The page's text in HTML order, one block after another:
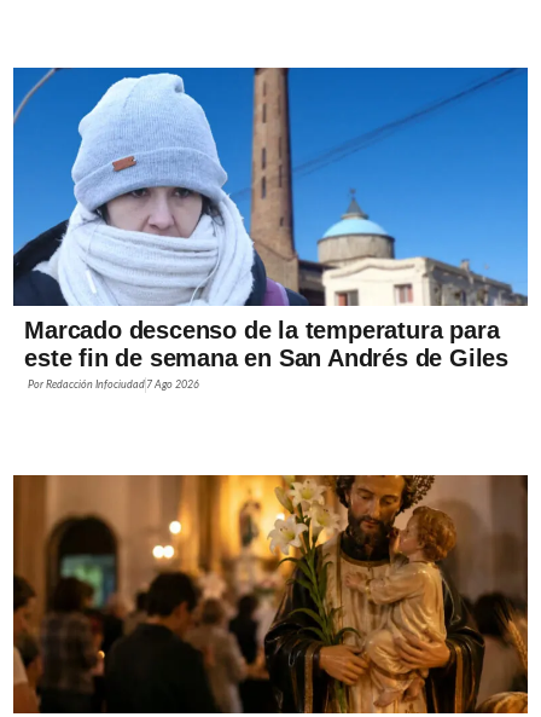
Marcado descenso de la temperatura para
este fin de semana en San Andrés de Giles
PorRedacción Infociudad 7 Ago 2026